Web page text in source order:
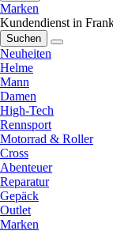
Marken
Kundendienst in
Suchen
Neuheiten
Helme
Mann
Damen
High-Tech
Rennsport
Motorrad & Roller
Cross
Abenteuer
Reparatur
Gepäck
Outlet
Marken